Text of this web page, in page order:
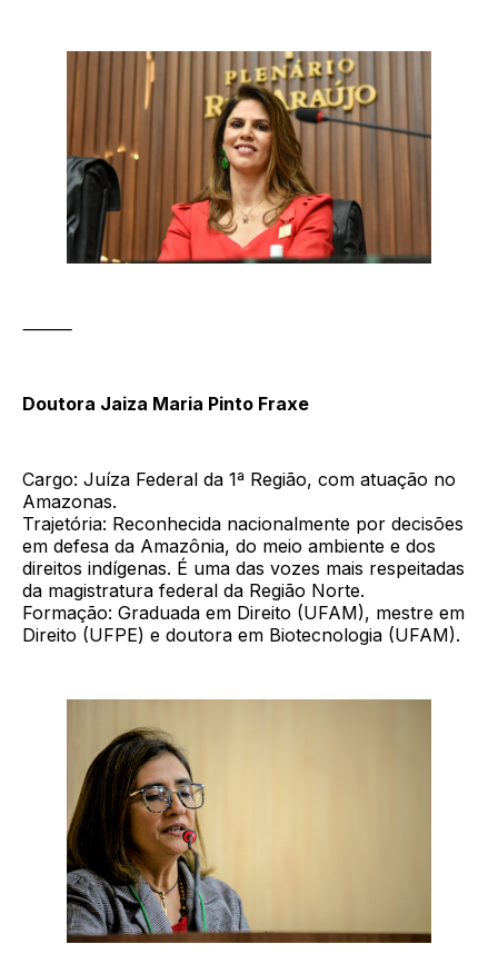
⸻
Doutora Jaiza Maria Pinto Fraxe
Cargo: Juíza Federal da 1ª Região, com atuação no
Amazonas.
Trajetória: Reconhecida nacionalmente por decisões
em defesa da Amazônia, do meio ambiente e dos
direitos indígenas. É uma das vozes mais respeitadas
da magistratura federal da Região Norte.
Formação: Graduada em Direito (UFAM), mestre em
Direito (UFPE) e doutora em Biotecnologia (UFAM).